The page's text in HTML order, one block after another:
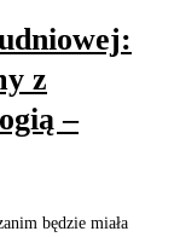
z
–
będzie miała